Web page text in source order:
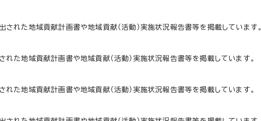
れた地域貢献計画書や地域貢献（活動）実施状況報告書等を掲載しています。
た地域貢献計画書や地域貢献（活動）実施状況報告書等を掲載しています。
た地域貢献計画書や地域貢献（活動）実施状況報告書等を掲載しています。